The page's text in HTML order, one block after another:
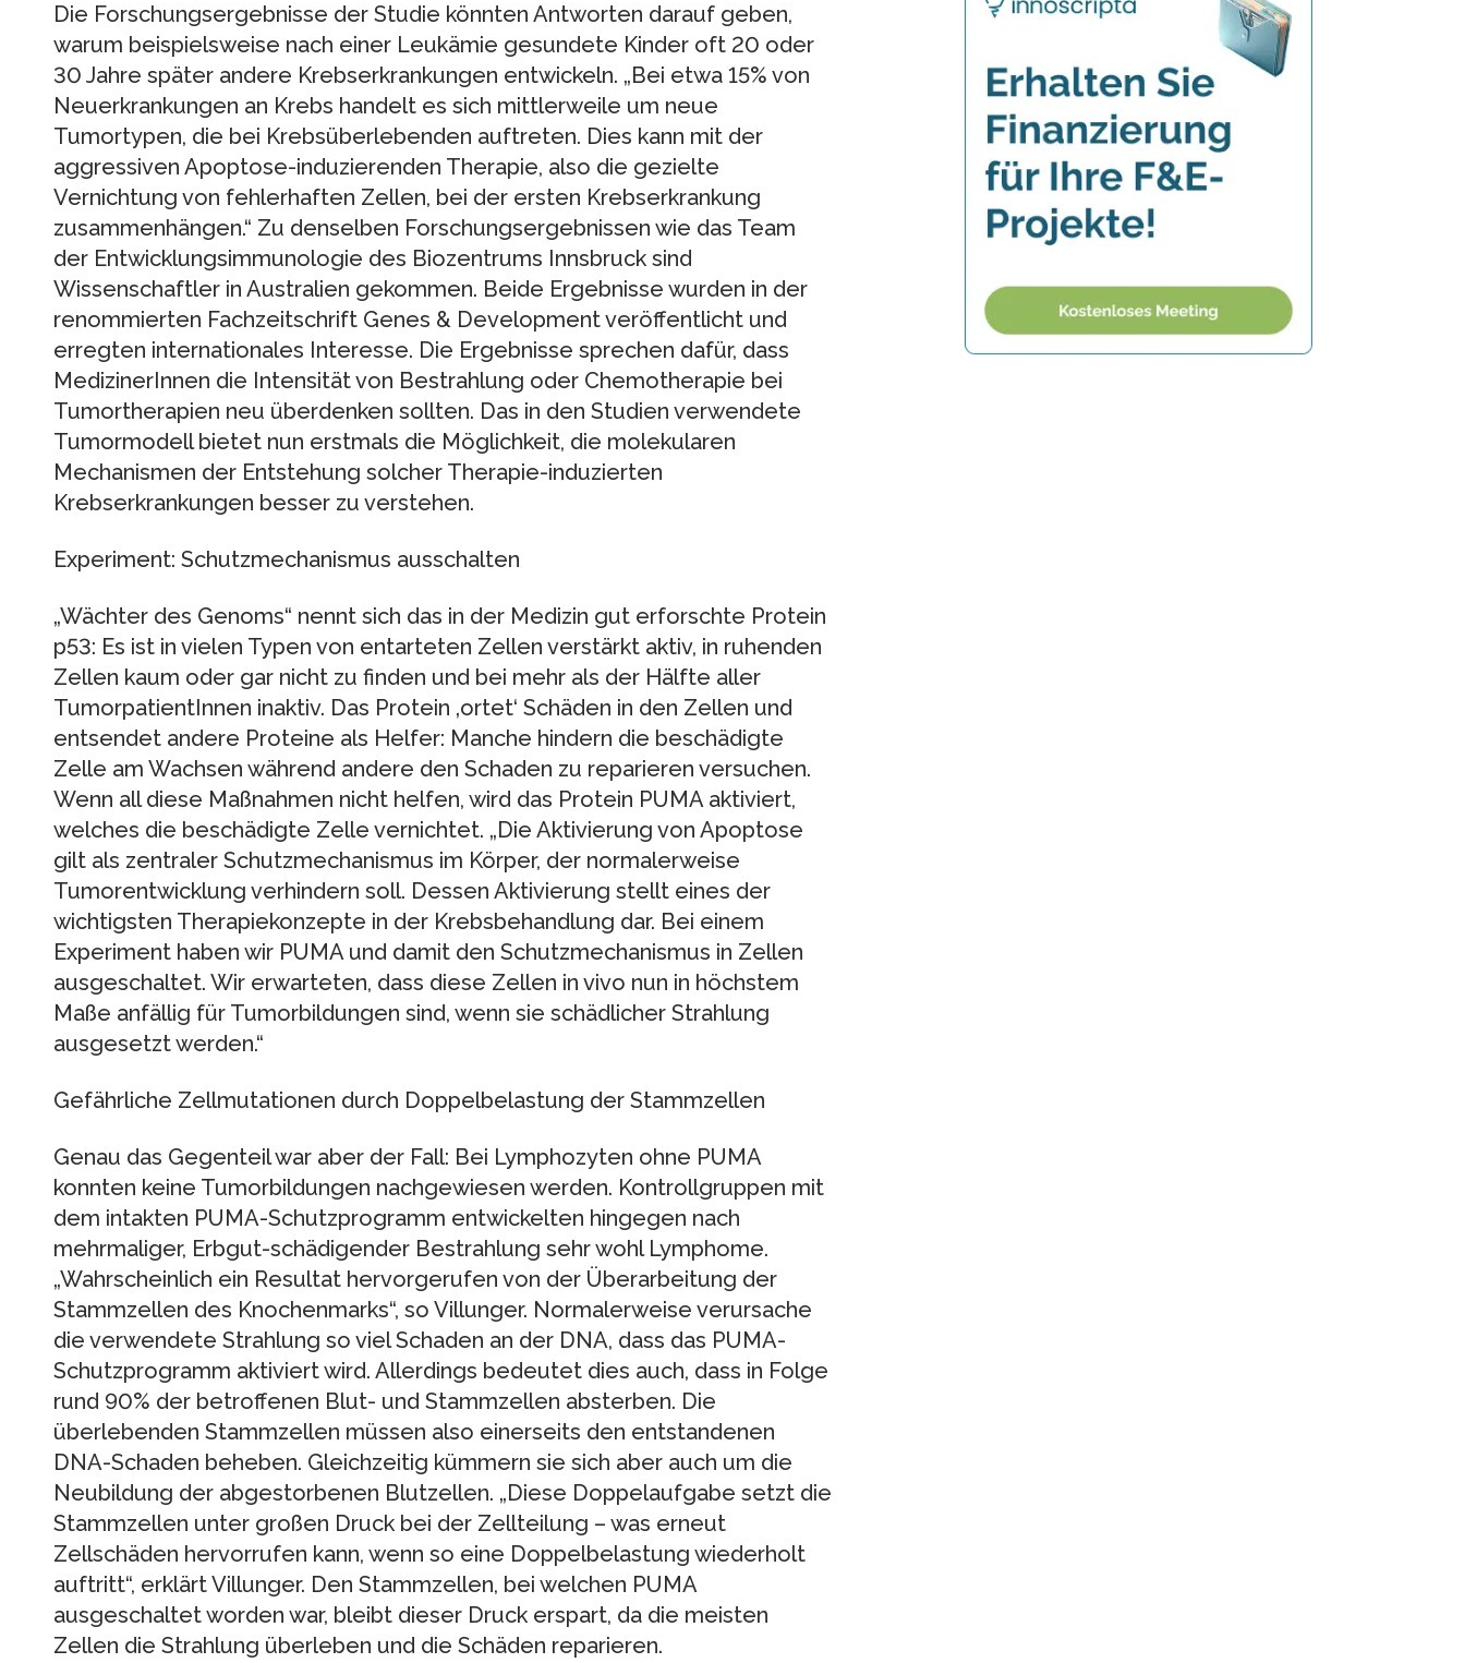
Die Forschungsergebnisse der Studie könnten Antworten darauf geben,
warum beispielsweise nach einer Leukämie gesundete Kinder oft 20 oder
30 Jahre später andere Krebserkrankungen entwickeln. „Bei etwa 15% von
Neuerkrankungen an Krebs handelt es sich mittlerweile um neue
Tumortypen, die bei Krebsüberlebenden auftreten. Dies kann mit der
aggressiven Apoptose-induzierenden Therapie, also die gezielte
Vernichtung von fehlerhaften Zellen, bei der ersten Krebserkrankung
zusammenhängen.“ Zu denselben Forschungsergebnissen wie das Team
der Entwicklungsimmunologie des Biozentrums Innsbruck sind
Wissenschaftler in Australien gekommen. Beide Ergebnisse wurden in der
renommierten Fachzeitschrift Genes & Development veröffentlicht und
erregten internationales Interesse. Die Ergebnisse sprechen dafür, dass
MedizinerInnen die Intensität von Bestrahlung oder Chemotherapie bei
Tumortherapien neu überdenken sollten. Das in den Studien verwendete
Tumormodell bietet nun erstmals die Möglichkeit, die molekularen
Mechanismen der Entstehung solcher Therapie-induzierten
Krebserkrankungen besser zu verstehen.
Experiment: Schutzmechanismus ausschalten
„Wächter des Genoms“ nennt sich das in der Medizin gut erforschte Protein
p53: Es ist in vielen Typen von entarteten Zellen verstärkt aktiv, in ruhenden
Zellen kaum oder gar nicht zu finden und bei mehr als der Hälfte aller
TumorpatientInnen inaktiv. Das Protein ‚ortet‘ Schäden in den Zellen und
entsendet andere Proteine als Helfer: Manche hindern die beschädigte
Zelle am Wachsen während andere den Schaden zu reparieren versuchen.
Wenn all diese Maßnahmen nicht helfen, wird das Protein PUMA aktiviert,
welches die beschädigte Zelle vernichtet. „Die Aktivierung von Apoptose
gilt als zentraler Schutzmechanismus im Körper, der normalerweise
Tumorentwicklung verhindern soll. Dessen Aktivierung stellt eines der
wichtigsten Therapiekonzepte in der Krebsbehandlung dar. Bei einem
Experiment haben wir PUMA und damit den Schutzmechanismus in Zellen
ausgeschaltet. Wir erwarteten, dass diese Zellen in vivo nun in höchstem
Maße anfällig für Tumorbildungen sind, wenn sie schädlicher Strahlung
ausgesetzt werden.“
Gefährliche Zellmutationen durch Doppelbelastung der Stammzellen
Genau das Gegenteil war aber der Fall: Bei Lymphozyten ohne PUMA
konnten keine Tumorbildungen nachgewiesen werden. Kontrollgruppen mit
dem intakten PUMA-Schutzprogramm entwickelten hingegen nach
mehrmaliger, Erbgut-schädigender Bestrahlung sehr wohl Lymphome.
„Wahrscheinlich ein Resultat hervorgerufen von der Überarbeitung der
Stammzellen des Knochenmarks“, so Villunger. Normalerweise verursache
die verwendete Strahlung so viel Schaden an der DNA, dass das PUMA-
Schutzprogramm aktiviert wird. Allerdings bedeutet dies auch, dass in Folge
rund 90% der betroffenen Blut- und Stammzellen absterben. Die
überlebenden Stammzellen müssen also einerseits den entstandenen
DNA-Schaden beheben. Gleichzeitig kümmern sie sich aber auch um die
Neubildung der abgestorbenen Blutzellen. „Diese Doppelaufgabe setzt die
Stammzellen unter großen Druck bei der Zellteilung – was erneut
Zellschäden hervorrufen kann, wenn so eine Doppelbelastung wiederholt
auftritt“, erklärt Villunger. Den Stammzellen, bei welchen PUMA
ausgeschaltet worden war, bleibt dieser Druck erspart, da die meisten
Zellen die Strahlung überleben und die Schäden reparieren.